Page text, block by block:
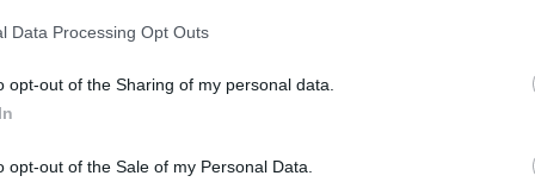
Data Processing Opt Outs
opt-out of the Sharing of my personal data.
opt-out of the Sale of my Personal Data.
servizi segreti (Riccardo Malpica, ndr) al
della Repubblica? È una coincidenza?
O è una parentela? E visto che siamo
confezionato, stavolta non da